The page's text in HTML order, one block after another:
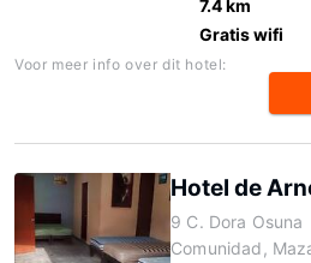
7.4 km
Gratis wifi
Voor meer info over dit hotel:
Hotel de
9 C. Dora Osuna
Comunidad,